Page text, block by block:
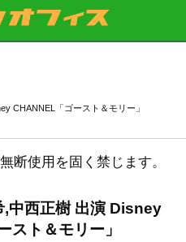
CHANNEL「ゴースト＆モリー」
断使用を固く禁じます。
,中西正樹 出演 Disney
スト＆モリー」